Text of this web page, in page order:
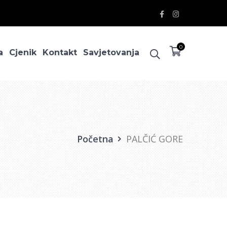
Facebook
Profile
Instagram
Profile
0
Cjenik Kontakt Savjetovanja
Početna PALČIĆ GORE